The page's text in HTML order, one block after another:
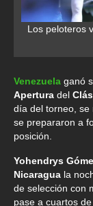
Los peloteros
Venezuela ganó
Apertura del
día del torneo, se
se prepararon a
posición.
Yohendrys
Nicaragua la
de selección con
pase a cuartos de